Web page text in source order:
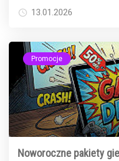
13.01.2026
Promocje
Noworoczne pakiety